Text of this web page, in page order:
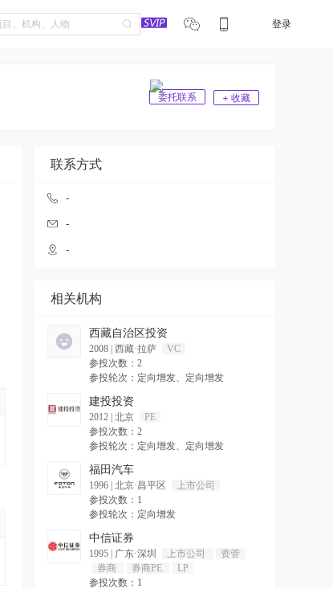
登录
委托联系 + 收藏
联系方式
-
-
-
相关机构
西藏自治区投资
2008 西藏·拉萨
VC
参投次数：2
参投轮次：定向增发、定向增发
建投投资
2012 北京
PE
参投次数：2
参投轮次：定向增发、定向增发
福田汽车
1996 北京·昌平区
上市公司
参投次数：1
参投轮次：定向增发
中信证券
1995 广东·深圳 上市公司
资管
券商
券商PE
LP
参投次数：1